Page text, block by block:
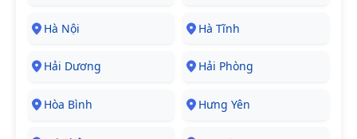
Hà Nội Hà Tĩnh
Hải Dương Hải Phòng
Hòa Bình Hưng Yên